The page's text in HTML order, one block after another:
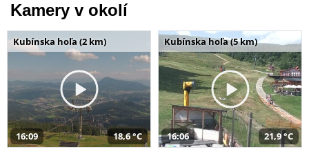
Kamery v okolí
Kubínska hoľa (2 km)
16:09 18,6 °C
Kubínska hoľa (5 km)
16:06 21,9 °C